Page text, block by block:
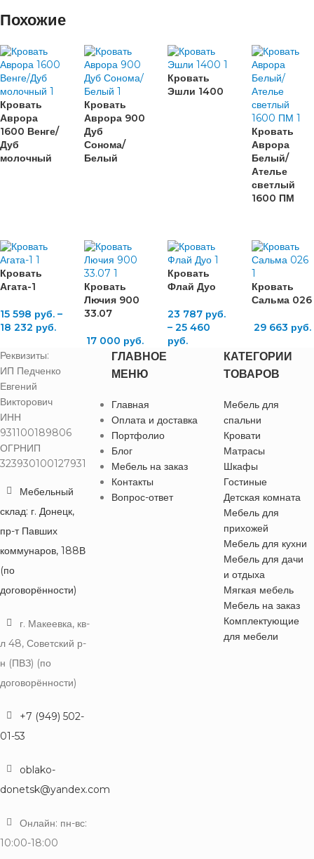
Похожие
Кровать
Аврора
1600 Венге/
Дуб
молочный
Кровать
Аврора 900
Дуб
Сонома/
Белый
Кровать
Эшли 1400
Кровать
Аврора
Белый/
Ателье
светлый
1600 ПМ
Кровать
Агата-1
15 598 руб. –
18 232 руб.
Кровать
Лючия 900
33.07
17 000 руб.
Кровать
Флай Дуо
23 787 руб.
– 25 460
руб.
Кровать
Сальма 026
29 663 руб.
Реквизиты:
ИП Педченко
Евгений
Викторович
ИНН
931100189806
ОГРНИП
323930100127931
Мебельный
склад: г. Донецк,
пр-т Павших
коммунаров, 188В
(по
договорённости)
г. Макеевка, кв-
л 48, Советский р-
н (ПВЗ) (по
договорённости)
+7 (949) 502-
01-53
oblako-
donetsk@yandex.com
Онлайн: пн-вс:
10:00-18:00
ГЛАВНОЕ
МЕНЮ
Главная
Оплата и доставка
Портфолио
Блог
Мебель на заказ
Контакты
Вопрос-ответ
КАТЕГОРИИ
ТОВАРОВ
Мебель для
спальни
Кровати
Матрасы
Шкафы
Гостиные
Детская комната
Мебель для
прихожей
Мебель для кухни
Мебель для дачи
и отдыха
Мягкая мебель
Мебель на заказ
Комплектующие
для мебели